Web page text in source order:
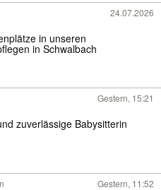
24.07.2026
in unseren
in Schwalbach
Gestern, 15:21
zuverlässige Babysitterin
Gestern, 11:52